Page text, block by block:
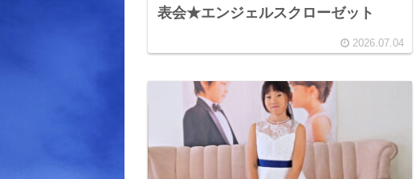
表会★エンジェルスクローゼット
2026.07.04